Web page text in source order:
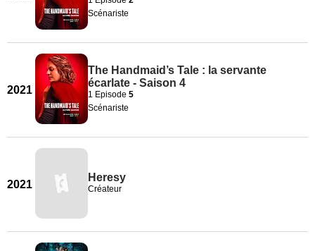
Scénariste
2021
The Handmaid’s Tale : la servante
écarlate - Saison 4
1 Episode 5
Scénariste
2021
Heresy
Créateur